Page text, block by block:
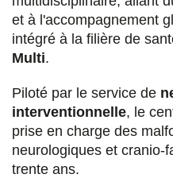
F
c
e
b
o
T
i
t
t
e
L
n
k
e
d
et à l'accompagnement
intégré à la filière de
Multi.
Piloté par le service de
interventionnelle, le
prise en charge des
neurologiques et cranio-
trente ans.